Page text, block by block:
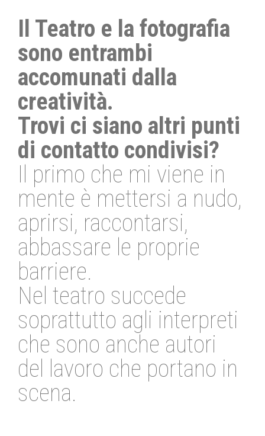
Il Teatro e la fotografia
sono entrambi
accomunati dalla
creatività.
Trovi ci siano altri punti
di contatto condivisi?
Il primo che mi viene in
mente è mettersi a nudo,
aprirsi, raccontarsi,
abbassare le proprie
barriere.
Nel teatro succede
soprattutto agli interpreti
che sono anche autori
del lavoro che portano in
scena.